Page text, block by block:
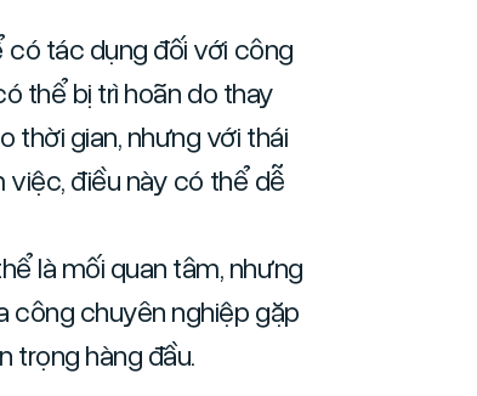
tác dụng đối với công
thể bị trì hoãn do thay
thời gian, nhưng với thái
việc, điều này có thể dễ
là mối quan tâm, nhưng
công chuyên nghiệp gặp
trọng hàng đầu.